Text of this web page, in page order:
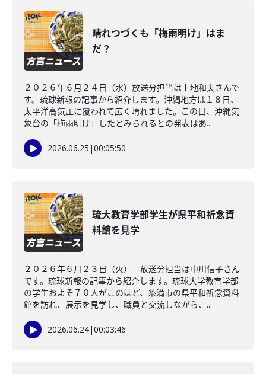
晴れつづくも「梅雨明け」はま
だ？
２０２６年６月２４日（水）放送分担当は上地和夫さんで
す。琉球新報の記事から紹介します。沖縄地方は１８日、
太平洋高気圧に覆われて広く晴れました。この日、沖縄気
象台の「梅雨明け」したとみられるとの発表はあ...
2026.06.25 |00:05:50
琉大教育学部学生が県平和祈念資
料館を見学
２０２６年６月２３日（火） 放送分担当は中川信子さん
です。琉球新報の記事から紹介します。琉球大学教育学部
の学生およそ７０人がこのほど、糸満市の県平和祈念資料
館を訪れ、展示を見学し、職員と交流しながら、...
2026.06.24|00:03:46